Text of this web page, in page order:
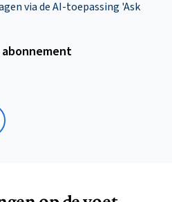
via de AI-toepassing 'Ask